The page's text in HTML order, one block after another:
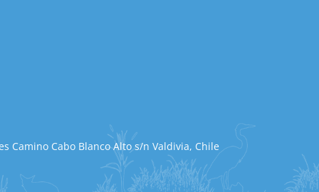
Camino Cabo Blanco Alto s/n Valdivia, Chile